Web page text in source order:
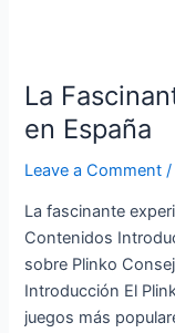
La
en España
Leave a Comment /
La fascinante
Contenidos
sobre Plinko
Introducción El
juegos más
La
Fascinante
Experiencia
de
en
España